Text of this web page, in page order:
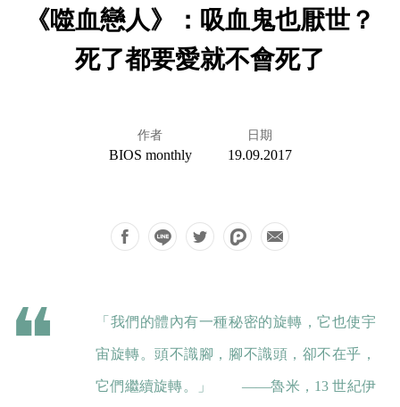
《噬血戀人》：吸血鬼也厭世？
死了都要愛就不會死了
作者
BIOS monthly
日期
19.09.2017
「我們的體內有一種秘密的旋轉，它也使宇
宙旋轉。頭不識腳，腳不識頭，卻不在乎，
它們繼續旋轉。」 ——魯米，13 世紀伊